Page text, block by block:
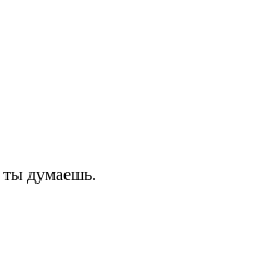
ты думаешь.